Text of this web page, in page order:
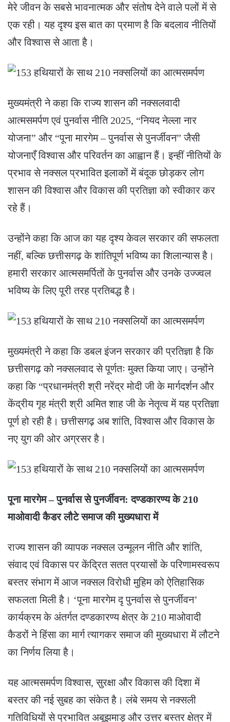
मेरे जीवन के सबसे भावनात्मक और संतोष देने वाले पलों में से
एक रही। यह दृश्य इस बात का प्रमाण है कि बदलाव नीतियों
और विश्वास से आता है।
मुख्यमंत्री ने कहा कि राज्य शासन की नक्सलवादी
आत्मसमर्पण एवं पुनर्वास नीति 2025, “नियद नेल्ला नार
योजना” और “पूना मारगेम – पुनर्वास से पुनर्जीवन” जैसी
योजनाएँ विश्वास और परिवर्तन का आह्वान हैं। इन्हीं नीतियों के
प्रभाव से नक्सल प्रभावित इलाकों में बंदूक छोड़कर लोग
शासन की विश्वास और विकास की प्रतिज्ञा को स्वीकार कर
रहे हैं।
उन्होंने कहा कि आज का यह दृश्य केवल सरकार की सफलता
नहीं, बल्कि छत्तीसगढ़ के शांतिपूर्ण भविष्य का शिलान्यास है।
हमारी सरकार आत्मसमर्पितों के पुनर्वास और उनके उज्ज्वल
भविष्य के लिए पूरी तरह प्रतिबद्ध है।
मुख्यमंत्री ने कहा कि डबल इंजन सरकार की प्रतिज्ञा है कि
छत्तीसगढ़ को नक्सलवाद से पूर्णतः मुक्त किया जाए। उन्होंने
कहा कि “प्रधानमंत्री श्री नरेंद्र मोदी जी के मार्गदर्शन और
केंद्रीय गृह मंत्री श्री अमित शाह जी के नेतृत्व में यह प्रतिज्ञा
पूर्ण हो रही है। छत्तीसगढ़ अब शांति, विश्वास और विकास के
नए युग की ओर अग्रसर है।
पूना मारगेम – पुनर्वास से पुनर्जीवन: दण्डकारण्य के 210
माओवादी कैडर लौटे समाज की मुख्यधारा में
राज्य शासन की व्यापक नक्सल उन्मूलन नीति और शांति,
संवाद एवं विकास पर केंद्रित सतत प्रयासों के परिणामस्वरूप
बस्तर संभाग में आज नक्सल विरोधी मुहिम को ऐतिहासिक
सफलता मिली है। ‘पूना मारगेम दृ पुनर्वास से पुनर्जीवन’
कार्यक्रम के अंतर्गत दण्डकारण्य क्षेत्र के 210 माओवादी
कैडरों ने हिंसा का मार्ग त्यागकर समाज की मुख्यधारा में लौटने
का निर्णय लिया है।
यह आत्मसमर्पण विश्वास, सुरक्षा और विकास की दिशा में
बस्तर की नई सुबह का संकेत है। लंबे समय से नक्सली
गतिविधियों से प्रभावित अबूझमाड़ और उत्तर बस्तर क्षेत्र में